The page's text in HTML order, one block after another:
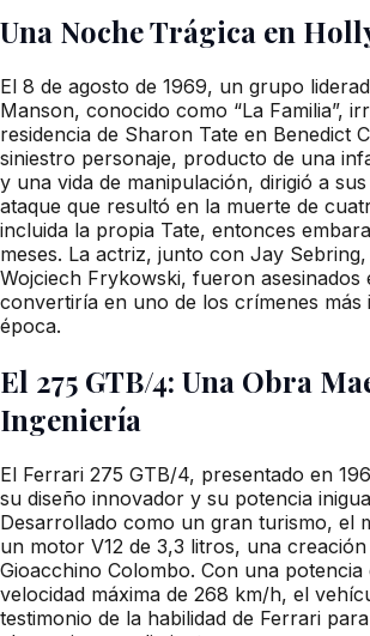
Una Noche Trágica en
El 8 de agosto de 1969, un grupo
Manson, conocido como “La Familia”,
residencia de Sharon Tate en Benedict
siniestro personaje, producto de una
y una vida de manipulación, dirigió a
ataque que resultó en la muerte de
incluida la propia Tate, entonces
meses. La actriz, junto con Jay
Wojciech Frykowski, fueron asesinados
convertiría en uno de los crímenes más
época.
El 275 GTB/4: Una Obra
Ingeniería
El Ferrari 275 GTB/4, presentado en
su diseño innovador y su potencia
Desarrollado como un gran turismo, el
un motor V12 de 3,3 litros, una
Gioacchino Colombo. Con una potencia
velocidad máxima de 268 km/h, el
testimonio de la habilidad de Ferrari